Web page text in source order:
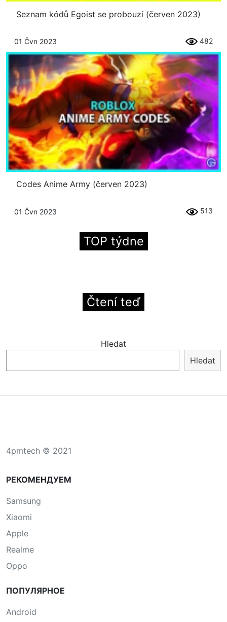
Seznam kódů Egoist se probouzí (červen 2023)
01 Čvn 2023 482
Codes Anime Army (červen 2023)
01 Čvn 2023 513
TOP týdne
Čtení teď
Hledat
Hledat
4pmtech © 2021
РЕКОМЕНДУЕМ
Samsung
Xiaomi
Apple
Realme
Oppo
ПОПУЛЯРНОЕ
Android